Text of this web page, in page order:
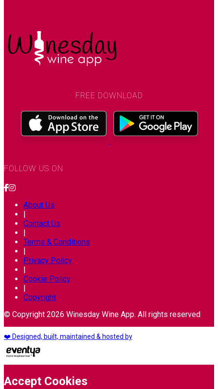
FREE DOWNLOAD
FOLLOW US ON
About Us
Contact Us
Terms & Conditions
Privacy Policy
Cookie Policy
Copyright
© Copyright 2026 Winesday Wine App. All rights reserved
❤️ Designed, built, maintained & hosted by
Accept Cookies